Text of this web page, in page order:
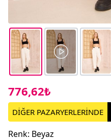
776,62₺
DİĞER PAZARYERLERİNDE
Renk: Beyaz